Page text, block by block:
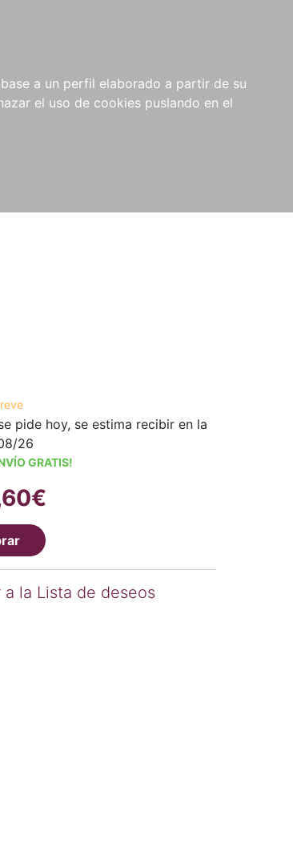
a un perfil elaborado a partir de su
el uso de cookies puslando en el
NOTICIAS
COMPRAS
INSTITUCIONALES
pide hoy, se estima recibir en la
26
GRATIS!
a la Lista de deseos